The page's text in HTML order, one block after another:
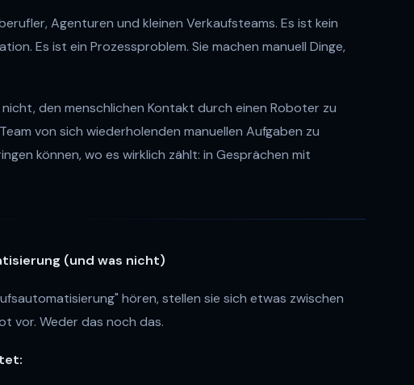
Agenturen und kleinen Verkaufsteams. Es ist kein
Es ist ein Prozessproblem. Sie machen manuell Dinge,
den menschlichen Kontakt durch einen Roboter zu
von sich wiederholenden manuellen Aufgaben zu
können, wo es wirklich zählt: in Gesprächen mit
(und was nicht)
hören, stellen sie sich etwas zwischen
vor. Weder das noch das.